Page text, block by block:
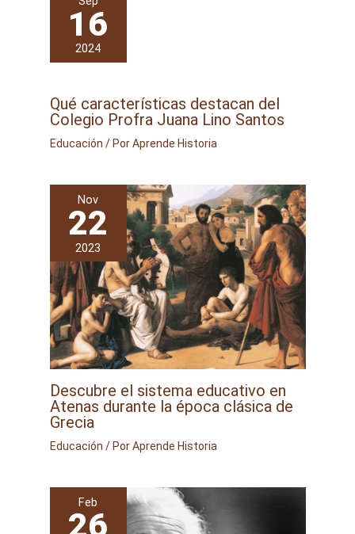
16
2024
Qué características destacan del
Colegio Profra Juana Lino Santos
Educación / PorAprende Historia
Nov
22
2023
Descubre el sistema educativo en
Atenas durante la época clásica de
Grecia
Educación / PorAprende Historia
Feb
26